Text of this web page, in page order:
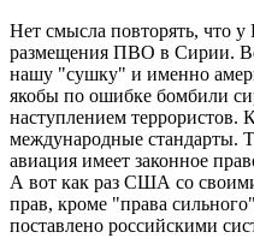
Нет смысла повторять, что у
размещения ПВО в Сирии.
нашу "сушку" и именно
якобы по ошибке бомбили
наступлением террористов.
международные стандарты.
авиация имеет законное
А вот как раз США со
прав, кроме "права
поставлено российскими